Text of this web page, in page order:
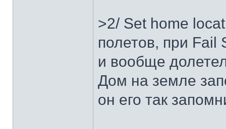
>2/ Set home
полетов, при Fail
и вообще
Дом на земле
он его так